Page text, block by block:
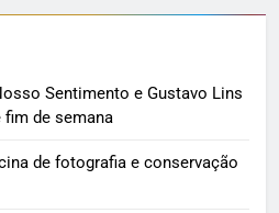
Sentimento e Gustavo Lins
fim de semana
de fotografia e conservação